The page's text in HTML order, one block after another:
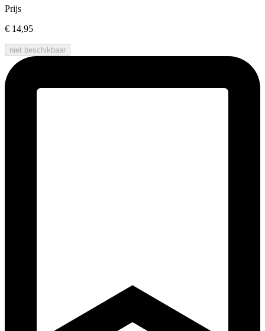
Prijs
€ 14,95
niet beschikbaar